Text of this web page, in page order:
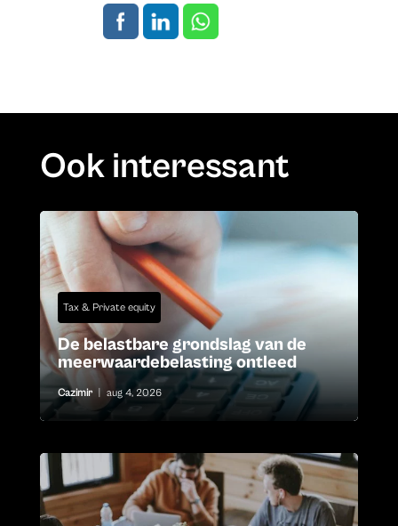
Ook interessant
Tax & Private equity
De belastbare grondslag van de
meerwaardebelasting ontleed
Cazimir aug 4, 2026